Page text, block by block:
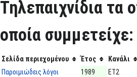
Τηλεπαιχνίδια τα
οποία συμμετείχε:
Σελίδα περιεχομένου Έτος
Κανάλι
Παροιμιώδεις λόγοι
1989 ΕΤ2